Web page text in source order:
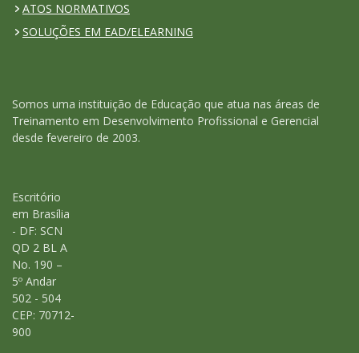
ATOS NORMATIVOS
SOLUÇÕES EM EAD/ELEARNING
Somos uma instituição de Educação que atua nas áreas de
Treinamento em Desenvolvimento Profissional e Gerencial
desde fevereiro de 2003.
Escritório
em Brasília
- DF: SCN
QD 2 BL A
No. 190 –
5º Andar
502 - 504
CEP: 70712-
900